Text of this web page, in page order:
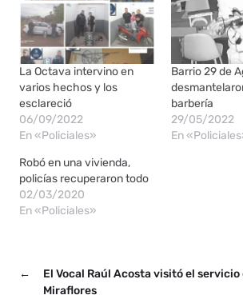
La Octava intervino en
varios hechos y los
esclareció
06/09/2022
En «Policiales»
Barrio 29 de
barbería
29/05/2022
En
Robó en una vivienda,
policías recuperaron todo
02/03/2020
En «Policiales»
←
El Vocal Raúl Acosta visitó el servicio
Miraflores